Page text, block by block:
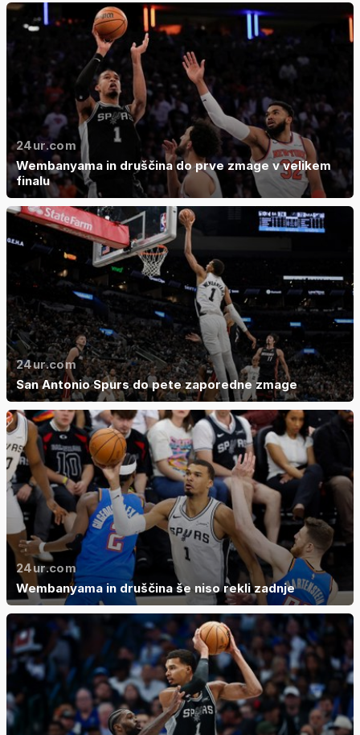
24ur.com
Wembanyama in druščina do prve zmage v velikem
finalu
24ur.com
San Antonio Spurs do pete zaporedne zmage
24ur.com
Wembanyama in druščina še niso rekli zadnje